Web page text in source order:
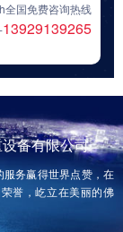
全国免费咨询热线
13929139265
备有限公司
务赢得世界点赞，在
誉，屹立在美丽的佛